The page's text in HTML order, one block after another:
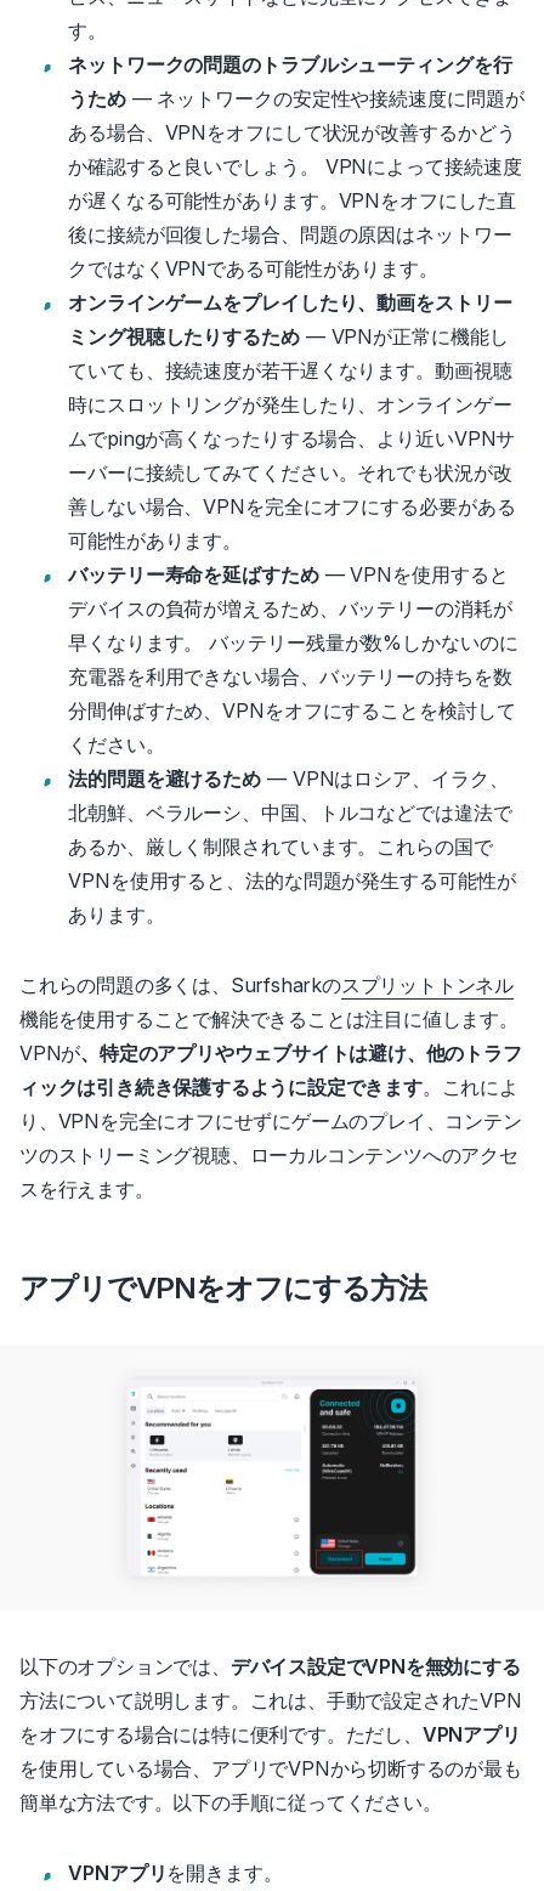
す。
ネットワークの問題のトラブルシューティングを行
うため— ネットワークの安定性や接続速度に問題が
ある場合、VPNをオフにして状況が改善するかどう
か確認すると良いでしょう。 VPNによって接続速度
が遅くなる可能性があります。VPNをオフにした直
後に接続が回復した場合、問題の原因はネットワー
クではなくVPNである可能性があります。
オンラインゲームをプレイしたり、動画をストリー
ミング視聴したりするため— VPNが正常に機能し
ていても、接続速度が若干遅くなります。動画視聴
時にスロットリングが発生したり、オンラインゲー
ムでpingが高くなったりする場合、より近いVPNサ
ーバーに接続してみてください。それでも状況が改
善しない場合、VPNを完全にオフにする必要がある
可能性があります。
バッテリー寿命を延ばすため—VPNを使用すると
デバイスの負荷が増えるため、バッテリーの消耗が
早くなります。バッテリー残量が数%しかないのに
充電器を利用できない場合、バッテリーの持ちを数
分間伸ばすため、VPNをオフにすることを検討して
ください。
法的問題を避けるため — VPNはロシア、イラク、
北朝鮮、ベラルーシ、中国、トルコなどでは違法で
あるか、厳しく制限されています。 これらの国で
VPNを使用すると、法的な問題が発生する可能性が
あります。
これらの問題の多くは、Surfsharkのスプリットトンネル
機能を使用することで解決できることは注目に値します。
VPNが、特定のアプリやウェブサイトは避け、他のトラフ
ィックは引き続き保護するように設定できます。
これによ
り、VPNを完全にオフにせずにゲームのプレイ、コンテン
ツのストリーミング視聴、ローカルコンテンツへのアクセ
スを行えます。
アプリでVPNをオフにする方法
以下のオプションでは、 デバイス設定でVPNを無効にする
方法について説明します。これは、手動で設定されたVPN
をオフにする場合には特に便利です。 ただし、 VPNアプリ
を使用している場合、アプリでVPNから切断するのが最も
簡単な方法です。 以下の手順に従ってください。
VPNアプリ を開きます。